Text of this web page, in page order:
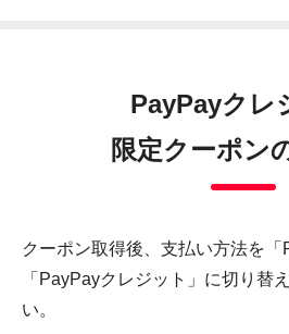
PayPayクレ
限定クーポン
クーポン取得後、支払い方法を「
「PayPayクレジット」に切り替
い。